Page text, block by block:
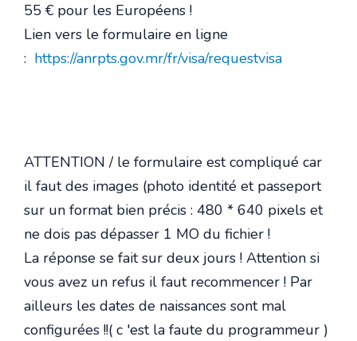
55 € pour les Européens !
Lien vers le formulaire en ligne
: https://anrpts.gov.mr/fr/visa/requestvisa
ATTENTION / le formulaire est compliqué car
il faut des images (photo identité et passeport
sur un format bien précis : 480 * 640 pixels et
ne dois pas dépasser 1 MO du fichier !
La réponse se fait sur deux jours ! Attention si
vous avez un refus il faut recommencer ! Par
ailleurs les dates de naissances sont mal
configurées !!( c 'est la faute du programmeur )